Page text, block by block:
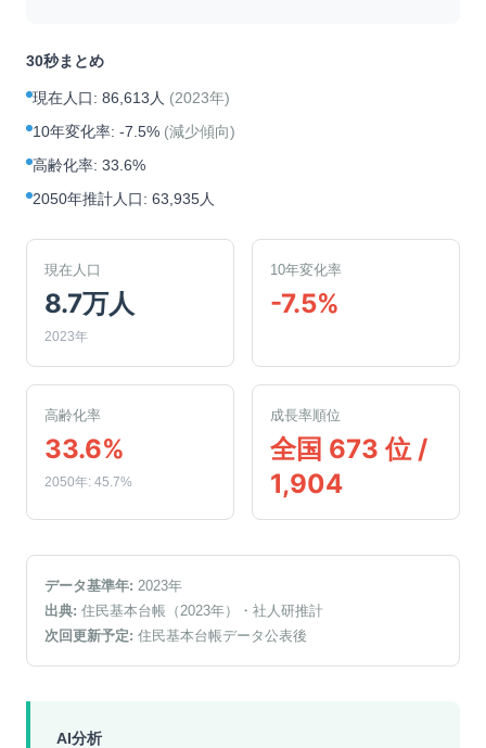
30秒まとめ
現在人口: 86,613人 (2023年)
10年変化率: -7.5% (減少傾向)
高齢化率: 33.6%
2050年推計人口: 63,935人
現在人口
8.7万人
2023年
10年変化率
-7.5%
高齢化率
33.6%
2050年: 45.7%
成長率順位
全国 673 位 /
1,904
データ基準年: 2023年
出典: 住民基本台帳（2023年）
・社人研推計
次回更新予定: 住民基本台帳データ公表後
AI分析